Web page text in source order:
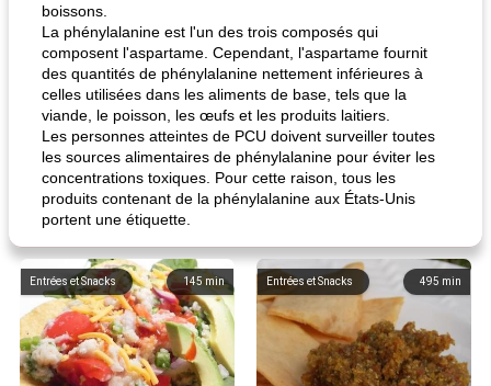
boissons.
La phénylalanine est l'un des trois composés qui
composent l'aspartame. Cependant, l'aspartame fournit
des quantités de phénylalanine nettement inférieures à
celles utilisées dans les aliments de base, tels que la
viande, le poisson, les œufs et les produits laitiers.
Les personnes atteintes de PCU doivent surveiller toutes
les sources alimentaires de phénylalanine pour éviter les
concentrations toxiques. Pour cette raison, tous les
produits contenant de la phénylalanine aux États-Unis
portent une étiquette.
145 min
Entrées et Snacks 495 min
Entrées et Snacks